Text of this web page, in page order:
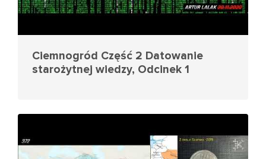
Ciemnogród Część 2 Datowanie
starożytnej wiedzy, Odcinek 1